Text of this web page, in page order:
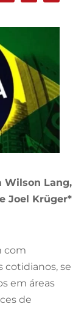
Wilson Lang,
Joel Krüger*
com
cotidianos, se
em áreas
de